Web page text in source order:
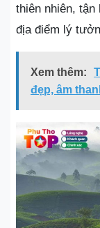
thiên nhiên,
địa điểm lý
Xem thêm:
đẹp, âm